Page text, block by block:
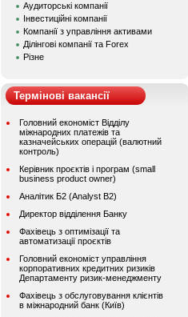
Аудиторські компанії
Інвестиційні компанії
Компанії з управління активами
Ділінгові компанії та Forex
Різне
Термінові вакансії
Головний економіст Відділу
міжнародних платежів та
казначейських операцій (валютний
контроль)
Керівник проєктів і програм (small
business product owner)
Аналітик Б2 (Analyst B2)
Директор відділення Банку
Фахівець з оптимізації та
автоматизації проєктів
Головний економіст управління
корпоративних кредитних ризиків
Департаменту ризик-менеджменту
Фахівець з обслуговування клієнтів
в міжнародний банк (Київ)